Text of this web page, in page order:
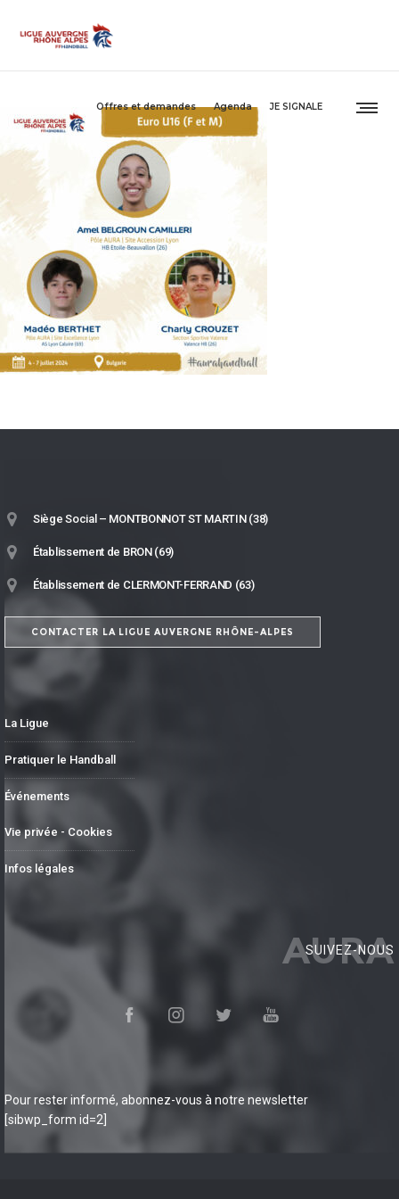
Offres et demandes Agenda JE SIGNALE
Siège Social – MONTBONNOT ST MARTIN (38)
Établissement de BRON (69)
Établissement de CLERMONT-FERRAND (63)
CONTACTER LA LIGUE AUVERGNE RHÔNE-ALPES
La Ligue
Pratiquer le Handball
Événements
Vie privée - Cookies
Infos légales
AURA
SUIVEZ-NOUS
Pour rester informé, abonnez-vous à notre newsletter
[sibwp_form id=2]